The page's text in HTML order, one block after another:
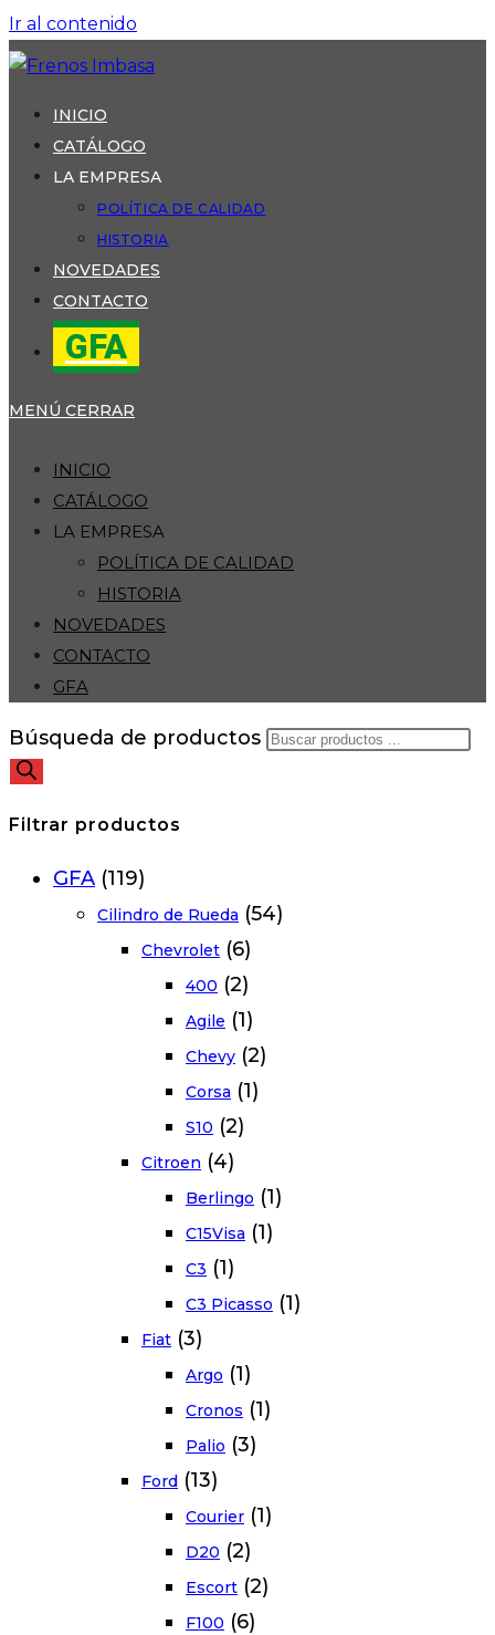
Ir al contenido
INICIO
CATÁLOGO
LA EMPRESA
POLÍTICA DE CALIDAD
HISTORIA
NOVEDADES
CONTACTO
GFA
MENÚ CERRAR
INICIO
CATÁLOGO
LA EMPRESA
POLÍTICA DE CALIDAD
HISTORIA
NOVEDADES
CONTACTO
GFA
Búsqueda de productos
Filtrar productos
GFA (119)
Cilindro de Rueda (54)
Chevrolet (6)
400 (2)
Agile (1)
Chevy (2)
Corsa (1)
S10 (2)
Citroen (4)
Berlingo (1)
C15Visa (1)
C3 (1)
C3 Picasso (1)
Fiat (3)
Argo (1)
Cronos (1)
Palio (3)
Ford (13)
Courier (1)
D20 (2)
Escort (2)
F100 (6)